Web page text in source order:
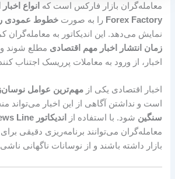
معامله‌گران بازار فارکس است که انواع
Forex Factory را به صورتخطوط عمودی
نمایش می‌دهد. این اندیکاتور به معامله‌گران
زمان انتشار اخبار مهم اقتصادی مطلع شوند
اخبار، از ورود به معاملات پرریسک اجتناب
اخبار اقتصادی یکی ازمهم‌ترین عوامل
است و نداشتن آگاهی از این اخبار می‌تواند
سنگین شود. با استفاده از اندیکاتور Forex News Line
معامله‌گران می‌توانند برنامه‌ریزی دقیقی
بازار داشته باشند و از نوسانات ناگهانی